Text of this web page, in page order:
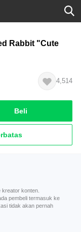
Rabbit "Cute
4,514
Beli
kreator konten.
pembeli termasuk ke
tidak akan pernah